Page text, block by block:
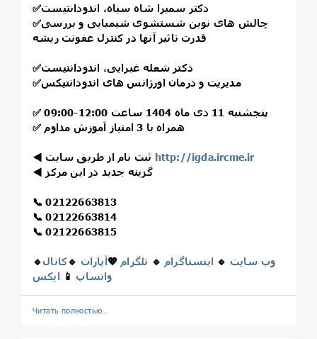
✅دکتر سمیرا شاه سیاه، اندودانتیست
✅چالش های نوین شستشوی شیمیایی و بررسی
قدرت تاثیر آنها در کنترل عفونت ریشه
✅دکتر شعله غبرایی، اندودانتیست
✅مدیریت و درمان اورژانس های اندودانتیکس
✅
پنجشنبه 11 دی ماه 1404 ساعت 12:00-09:00
✅
همراه با 3 امتیاز آموزش مداوم
◀️
http://igda.ircme.ir
◀️ گزینه جدید در این مرکز
📞 02122663813
📞 02122663814
📞 02122663815
🔹 وب سایت 🔹 اینستاگرام 🔹 تلگرام 💖آپارات 🔹کانال
واتساپ 📱 ایکس
Читать полностью…